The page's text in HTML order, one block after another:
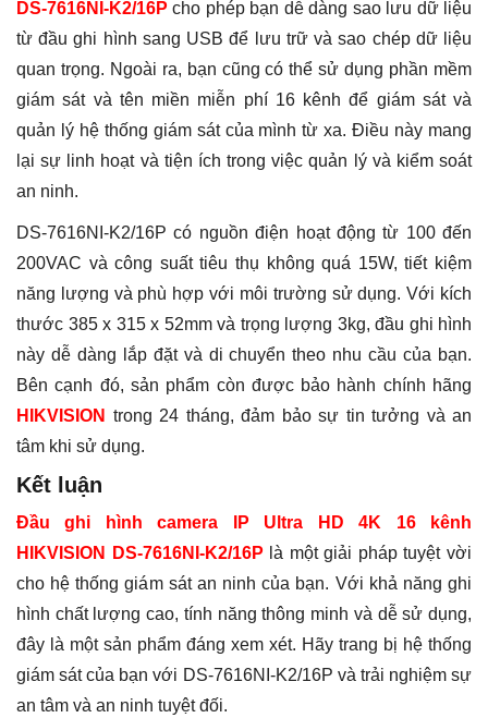
DS-7616NI-K2/16P cho phép bạn dễ dàng sao lưu dữ liệu
từ đầu ghi hình sang USB để lưu trữ và sao chép dữ liệu
quan trọng. Ngoài ra, bạn cũng có thể sử dụng phần mềm
giám sát và tên miền miễn phí 16 kênh để giám sát và
quản lý hệ thống giám sát của mình từ xa. Điều này mang
lại sự linh hoạt và tiện ích trong việc quản lý và kiểm soát
an ninh.
DS-7616NI-K2/16P có nguồn điện hoạt động từ 100 đến
200VAC và công suất tiêu thụ không quá 15W, tiết kiệm
năng lượng và phù hợp với môi trường sử dụng. Với kích
thước 385 x 315 x 52mm và trọng lượng 3kg, đầu ghi hình
này dễ dàng lắp đặt và di chuyển theo nhu cầu của bạn.
Bên cạnh đó, sản phẩm còn được bảo hành chính hãng
HIKVISION trong 24 tháng, đảm bảo sự tin tưởng và an
tâm khi sử dụng.
Kết luận
Đầu ghi hình camera IP Ultra HD 4K 16 kênh
HIKVISION DS-7616NI-K2/16P là một giải pháp tuyệt vời
cho hệ thống giám sát an ninh của bạn. Với khả năng ghi
hình chất lượng cao, tính năng thông minh và dễ sử dụng,
đây là một sản phẩm đáng xem xét. Hãy trang bị hệ thống
giám sát của bạn với DS-7616NI-K2/16P và trải nghiệm sự
an tâm và an ninh tuyệt đối.